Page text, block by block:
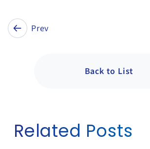
Prev
Back to List
Related Posts